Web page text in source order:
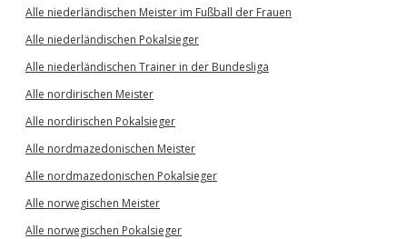
Alle niederländischen Meister im Fußball der Frauen
Alle niederländischen Pokalsieger
Alle niederländischen Trainer in der Bundesliga
Alle nordirischen Meister
Alle nordirischen Pokalsieger
Alle nordmazedonischen Meister
Alle nordmazedonischen Pokalsieger
Alle norwegischen Meister
Alle norwegischen Pokalsieger